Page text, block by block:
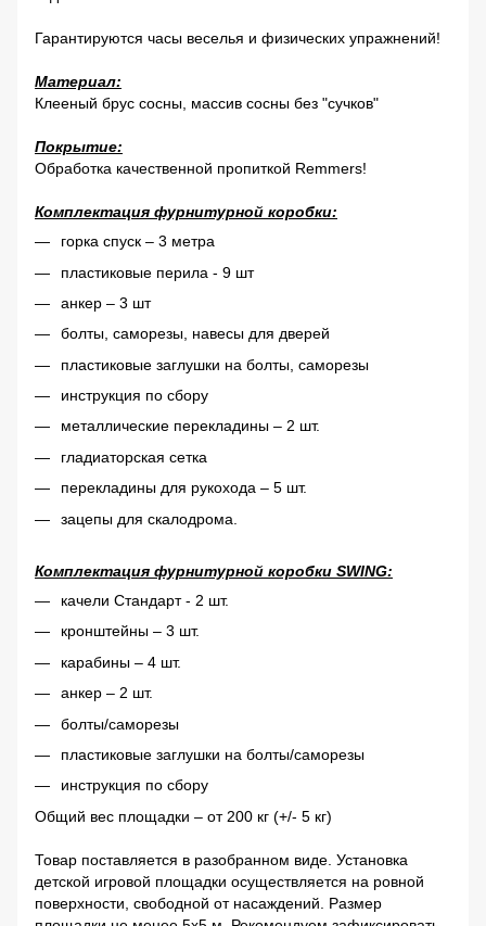
Гарантируются часы веселья и физических упражнений!
Материал:
Клееный брус сосны, массив сосны без "сучков"
Покрытие:
Обработка качественной пропиткой Remmers!
Комплектация фурнитурной коробки:
горка спуск – 3 метра
пластиковые перила - 9 шт
анкер – 3 шт
болты, саморезы, навесы для дверей
пластиковые заглушки на болты, саморезы
инструкция по сбору
металлические перекладины – 2 шт.
гладиаторская сетка
перекладины для рукохода – 5 шт.
зацепы для скалодрома.
Комплектация фурнитурной коробки SWING:
качели Стандарт - 2 шт.
кронштейны – 3 шт.
карабины – 4 шт.
анкер – 2 шт.
болты/саморезы
пластиковые заглушки на болты/саморезы
инструкция по сбору
Общий вес площадки – от 200 кг (+/- 5 кг)
Товар поставляется в разобранном виде. Установка
детской игровой площадки осуществляется на ровной
поверхности, свободной от насаждений. Размер